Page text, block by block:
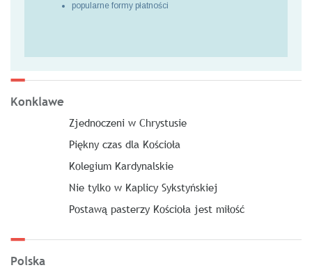
popularne formy płatności
Konklawe
Zjednoczeni w Chrystusie
Piękny czas dla Kościoła
Kolegium Kardynalskie
Nie tylko w Kaplicy Sykstyńskiej
Postawą pasterzy Kościoła jest miłość
Polska